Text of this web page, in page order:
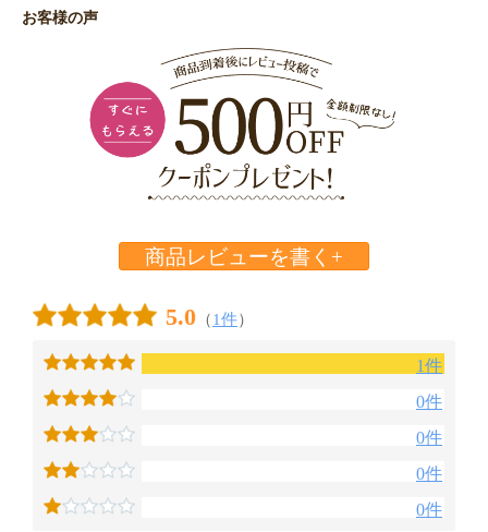
お客様の声
商品レビューを書く+
5.0 （1件）
1件
0件
0件
0件
0件